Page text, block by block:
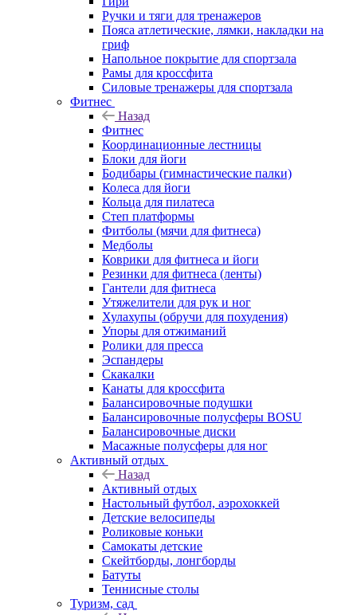
Ручки и тяги для тренажеров
Пояса атлетические, лямки, накладки на
гриф
Напольное покрытие для спортзала
Рамы для кроссфита
Силовые тренажеры для спортзала
Фитнес
Назад
Фитнес
Координационные лестницы
Блоки для йоги
Бодибары (гимнастические палки)
Колеса для йоги
Кольца для пилатеса
Степ платформы
Фитболы (мячи для фитнеса)
Медболы
Коврики для фитнеса и йоги
Резинки для фитнеса (ленты)
Гантели для фитнеса
Утяжелители для рук и ног
Хулахупы (обручи для похудения)
Упоры для отжиманий
Ролики для пресса
Эспандеры
Скакалки
Канаты для кроссфита
Балансировочные подушки
Балансировочные полусферы BOSU
Балансировочные диски
Масажные полусферы для ног
Активный отдых
Назад
Активный отдых
Настольный футбол, аэрохоккей
Детские велосипеды
Роликовые коньки
Самокаты детские
Скейтборды, лонгборды
Батуты
Теннисные столы
Туризм, сад